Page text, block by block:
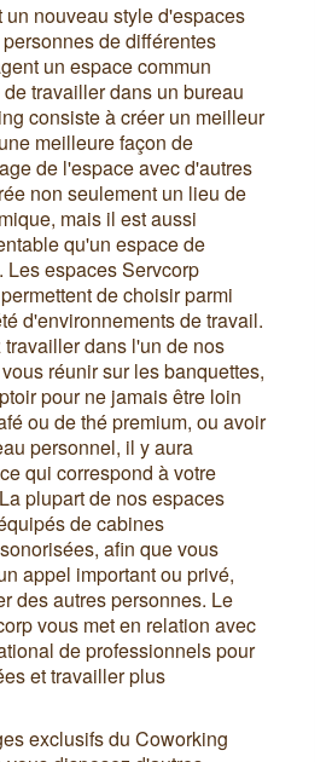
un nouveau style d'espaces
de différentes
un espace commun
travailler dans un bureau
consiste à créer un meilleur
meilleure façon de
de l'espace avec d'autres
non seulement un lieu de
mais il est aussi
qu'un espace de
Les espaces Servcorp
de choisir parmi
d'environnements de travail.
dans l'un de nos
réunir sur les banquettes,
pour ne jamais être loin
ou de thé premium, ou avoir
personnel, il y aura
qui correspond à votre
plupart de nos espaces
de cabines
afin que vous
appel important ou privé,
des autres personnes. Le
vous met en relation avec
de professionnels pour
et travailler plus
exclusifs du Coworking